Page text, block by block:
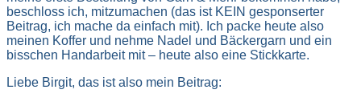
beschloss ich, mitzumachen (das ist KEIN gesponserter
Beitrag, ich mache da einfach mit). Ich packe heute also
meinen Koffer und nehme Nadel und Bäckergarn und ein
bisschen Handarbeit mit – heute also eine Stickkarte.
Liebe Birgit, das ist also mein Beitrag: